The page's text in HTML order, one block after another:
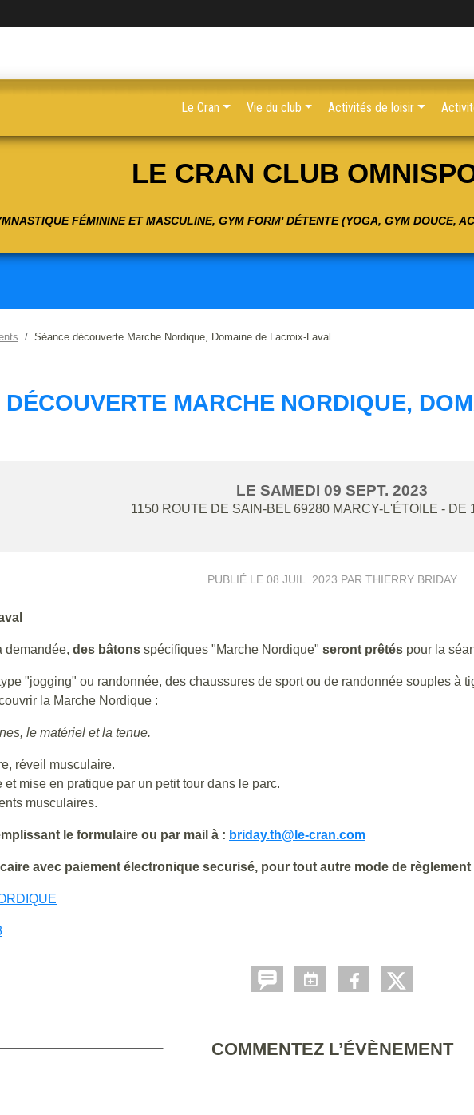
LE CRAN CLUB
FÉMININE ET MASCULINE, GYM FORM' DÉTENTE (YOGA, GYM DOUCE,
Séance découverte Marche Nordique, Domaine de Lacroix-Laval
DÉCOUVERTE MARCHE NORDIQUE,
LE SAMEDI 09 SEPT. 2023
1150 ROUTE DE SAIN-BEL 69280 MARCY-L'ÉTOILE - DE
PUBLIÉ LE 08 JUIL. 2023 PAR THIERRY BRIDAY
demandée, des bâtons spécifiques "Marche Nordique" seront prêtés pour la
"jogging" ou randonnée, des chaussures de sport ou de randonnée souples à
la Marche Nordique :
le matériel et la tenue.
réveil musculaire.
mise en pratique par un petit tour dans le parc.
musculaires.
le formulaire ou par mail à : briday.th@le-cran.com
avec paiement électronique securisé, pour tout autre mode de
COMMENTEZ L’ÉVÈNEMENT
Le Cran Vie du club Activités de loisir